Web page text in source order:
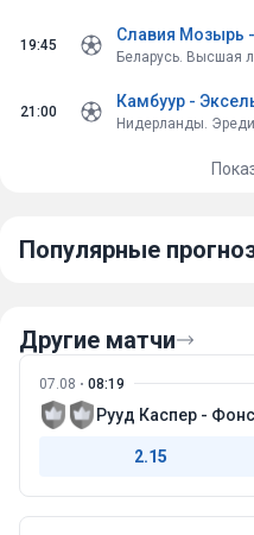
19:45
Славия Мозырь
Беларусь. Высшая
21:00
Камбуур -
Нидерланды.
Популярные
Другие матчи
07.08 08:19
Рууд Каспер -
2.15